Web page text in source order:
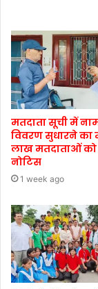
मतदाता सूची में
विवरण सुधारने का
लाख मतदाताओं को
नोटिस
1 week ago